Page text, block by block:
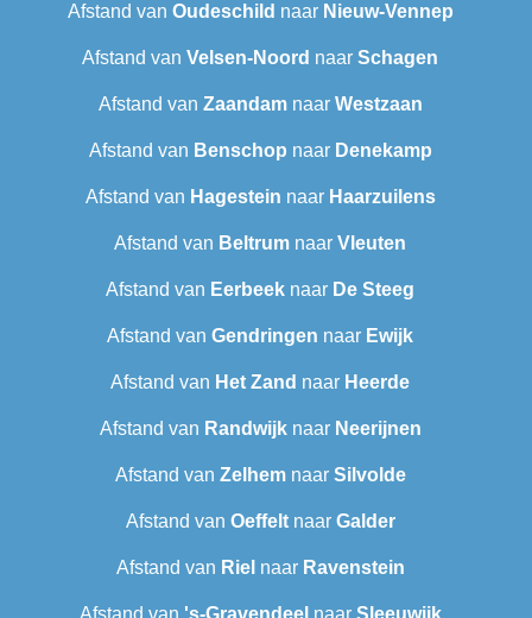
Afstand van Oudeschild naar Nieuw-Vennep
Afstand van Velsen-Noord naar Schagen
Afstand van Zaandamnaar Westzaan
Afstand van Benschop naar Denekamp
Afstand van Hagestein naar Haarzuilens
Afstand van Beltrum naar Vleuten
Afstand van Eerbeek naar De Steeg
Afstand van Gendringen naar Ewijk
Afstand van Het Zand naar Heerde
Afstand van Randwijknaar Neerijnen
Afstand van Zelhemnaar Silvolde
Afstand van Oeffeltnaar Galder
Afstand van Riel naar Ravenstein